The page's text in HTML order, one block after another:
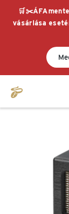
vásárlása